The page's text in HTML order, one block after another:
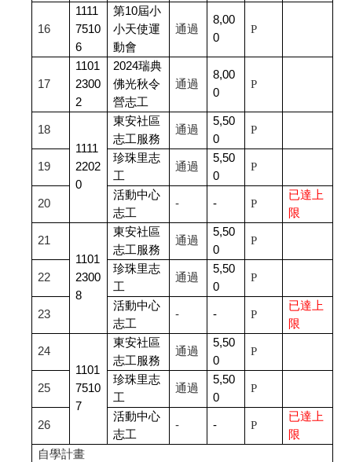
16
1111
7510
6
第10屆小
小天使運
動會
通過
8,00
0
P
17
1101
2300
2
2024瑞典
佛光秋令
營志工
通過
8,00
0
P
18
1111
2202
0
東安社區
志工服務
通過
5,50
0
P
19
珍珠里志
工
通過
5,50
0
P
20
活動中心
志工
- - P
已達上
限
21
1101
2300
8
東安社區
志工服務
通過
5,50
0
P
22
珍珠里志
工
通過
5,50
0
P
23
活動中心
志工
- - P
已達上
限
24
1101
7510
7
東安社區
志工服務
通過
5,50
0
P
25
珍珠里志
工
通過
5,50
0
P
26
活動中心
志工
- - P
已達上
限
自學計畫